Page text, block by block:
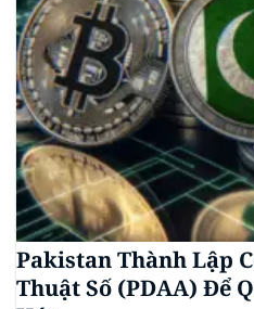
Pakistan Thành Lập
Thuật Số (PDAA) Để